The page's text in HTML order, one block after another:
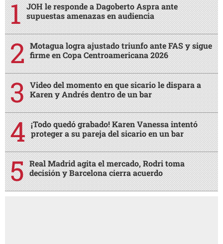
JOH le responde a Dagoberto Aspra ante
supuestas amenazas en audiencia
Motagua logra ajustado triunfo ante FAS y sigue
firme en Copa Centroamericana 2026
Video del momento en que sicario le dispara a
Karen y Andrés dentro de un bar
¡Todo quedó grabado! Karen Vanessa intentó
proteger a su pareja del sicario en un bar
Real Madrid agita el mercado, Rodri toma
decisión y Barcelona cierra acuerdo